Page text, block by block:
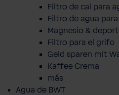
Filtro de cal para
Filtro de agua
Magnesio &
Filtro para el grifo
Geld sparen mit
Kaffee Crema
más
Agua de BWT